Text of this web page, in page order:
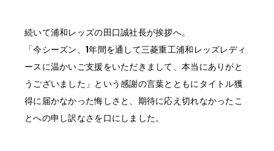
続いて浦和レッズの田口誠社長が挨拶へ。
「今シーズン、1年間を通して三菱重工浦和レッズレディ
ースに温かいご支援をいただきまして、本当にありがと
うございました」という感謝の言葉とともにタイトル獲
得に届かなかった悔しさと、期待に応え切れなかったこ
とへの申し訳なさを口にしました。